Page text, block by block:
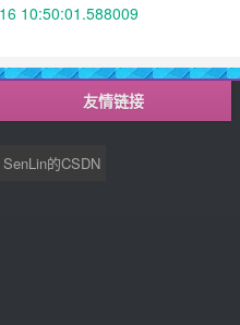
10:50:01.588009
友情链接
SenLin的CSDN